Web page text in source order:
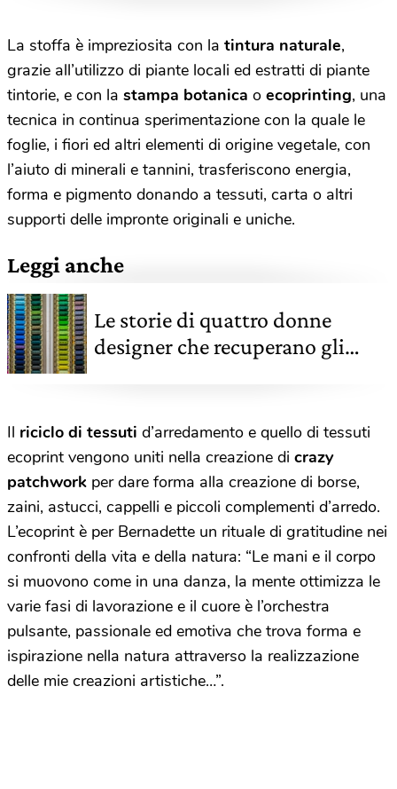
La stoffa è impreziosita con la tintura naturale,
grazie all’utilizzo di piante locali ed estratti di piante
tintorie, e con la stampa botanica o ecoprinting, una
tecnica in continua sperimentazione con la quale le
foglie, i fiori ed altri elementi di origine vegetale, con
l’aiuto di minerali e tannini, trasferiscono energia,
forma e pigmento donando a tessuti, carta o altri
supporti delle impronte originali e uniche.
Leggi anche
Le storie di quattro donne
designer che recuperano gli
Il riciclo di tessuti d’arredamento e quello di tessuti
ecoprint vengono uniti nella creazione di crazy
patchwork per dare forma alla creazione di borse,
zaini, astucci, cappelli e piccoli complementi d’arredo.
L’ecoprint è per Bernadette un rituale di gratitudine nei
confronti della vita e della natura: “Le mani e il corpo
si muovono come in una danza, la mente ottimizza le
varie fasi di lavorazione e il cuore è l’orchestra
pulsante, passionale ed emotiva che trova forma e
ispirazione nella natura attraverso la realizzazione
delle mie creazioni artistiche…”.